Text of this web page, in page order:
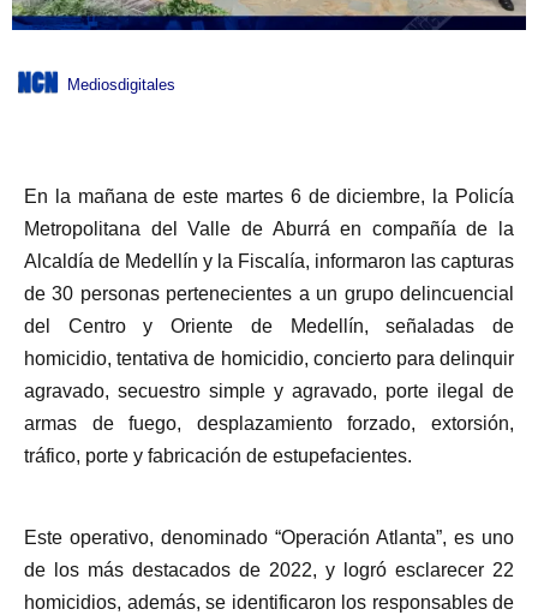
Mediosdigitales
En la mañana de este martes 6 de diciembre, la Policía
Metropolitana del Valle de Aburrá en compañía de la
Alcaldía de Medellín y la Fiscalía, informaron las capturas
de 30 personas pertenecientes a un grupo delincuencial
del Centro y Oriente de Medellín, señaladas de
homicidio, tentativa de homicidio, concierto para delinquir
agravado, secuestro simple y agravado, porte ilegal de
armas de fuego, desplazamiento forzado, extorsión,
tráfico, porte y fabricación de estupefacientes.
Este operativo, denominado “Operación Atlanta”, es uno
de los más destacados de 2022, y logró esclarecer 22
homicidios, además, se identificaron los responsables de